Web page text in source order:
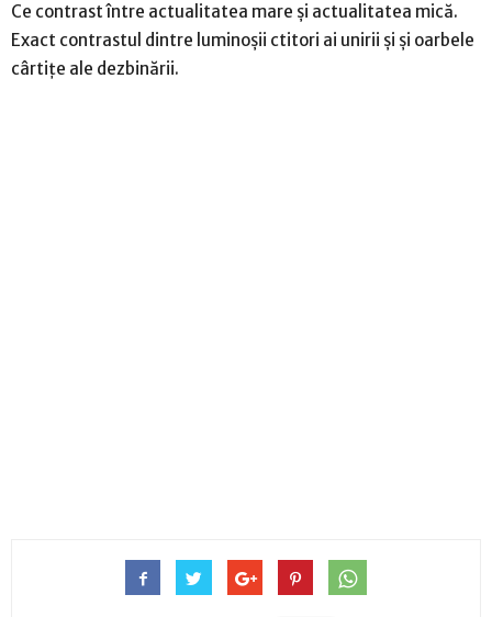
Ce contrast între actualitatea mare și actualitatea mică.
Exact contrastul dintre luminoșii ctitori ai unirii și și oarbele
cârtițe ale dezbinării.